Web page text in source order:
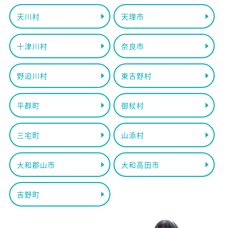
天川村 天理市
十津川村 奈良市
野迫川村 東吉野村
平群町 御杖村
三宅町 山添村
大和郡山市 大和高田市
吉野町